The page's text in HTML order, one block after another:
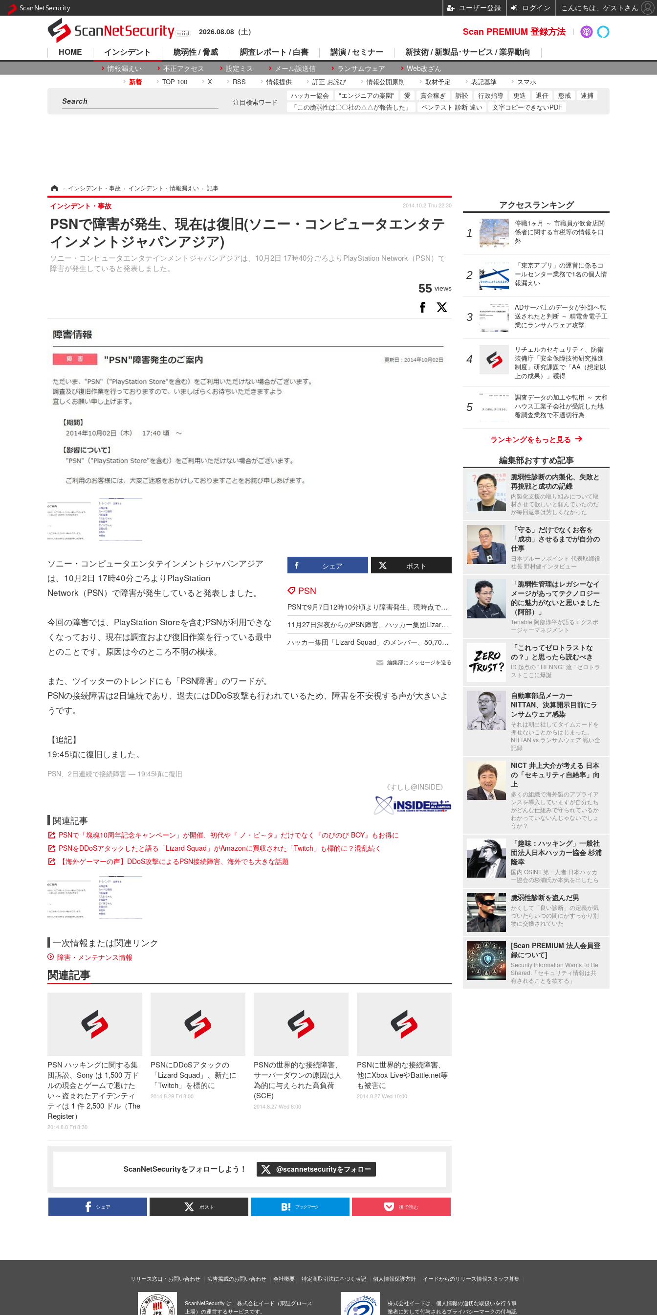
2026.08.08（土）
HOME インシデント
情報漏えい 不正アクセス 設定ミス メール誤送信 ランサムウェア Web改ざん
脆弱性 / 脅威 調査レポート / 白書 講演 / セミナー 新技術 / 新製品･サービス / 業界動向
新着 TOP 100 X RSS 情報提供 訂正 お詫び 情報公開原則 取材予定 表記基準 スマホ
注目検索ワード
ハッカー協会 "エンジニアの楽園" 愛 賞金稼ぎ 訴訟 行政指導 更迭 退任 懲戒
逮捕
「この脆弱性は〇〇社の△△が報告した」
ペンテスト 診断 違い 文字コピーできないPDF
› インシデント・事故 › インシデント・情報漏えい › 記事
PSNで障害が発生、現在は復旧(ソニー・コンピュータエンタテ
インメントジャパンアジア)
ソニー・コンピュータエンタテインメントジャパンアジアは、10月2日 17時40分ごろよりPlayStation Network（PSN）で
障害が発生していると発表しました。
インシデント・事故 2014.10.2 Thu 22:30
55 views
シェア ポスト
PSN
PSNで9月7日12時10分頃より障害発生、現時点で原因は不明(ソニー・インタラクティブエンタテインメント)
11月27日深夜からのPSN障害、ハッカー集団Lizard Squadが関与か
ハッカー集団「Lizard Squad」のメンバー、50,700件におよぶコンピューター犯罪に関与したとして逮捕される
編集部にメッセージを送る
ソニー・コンピュータエンタテインメントジャパンアジア
は、10月2日 17時40分ごろよりPlayStation
Network（PSN）で障害が発生していると発表しました。
今回の障害では、PlayStation Storeを含むPSNが利用できな
くなっており、現在は調査および復旧作業を行っている最中
とのことです。原因は今のところ不明の模様。
また、ツイッターのトレンドにも「PSN障害」のワードが。
PSNの接続障害は2日連続であり、過去にはDDoS攻撃も行われているため、障害を不安視する声が大きいよ
うです。
【追記】
19:45頃に復旧しました。
PSN、2日連続で接続障害 ― 19:45頃に復旧
《すしし@INSIDE》
関連記事
PSNで「塊魂10周年記念キャンペーン」が開催、初代や『 ノ・ビ～タ』だけでなく『のびのび BOY』もお得に
PSNをDDoSアタックしたと語る「Lizard Squad」がAmazonに買収された「Twitch」も標的に？混乱続く
【海外ゲーマーの声】DDoS攻撃によるPSN接続障害、海外でも大きな話題
一次情報または関連リンク
障害・メンテナンス情報
関連記事
PSN ハッキングに関する集
団訴訟、Sony は 1,500 万ド
ルの現金とゲームで退けた
い～盗まれたアイデンティ
ティは 1 件 2,500 ドル（The
Register）
2014.8.8 Fri 8:30
PSNにDDoSアタックの
「Lizard Squad」、新たに
「Twitch」を標的に
2014.8.29 Fri 8:00
PSNの世界的な接続障害、
サーバーダウンの原因は人
為的に与えられた高負荷
(SCE)
2014.8.27 Wed 8:00
PSNに世界的な接続障害、
他にXbox LiveやBattle.net等
も被害に
2014.8.27 Wed 10:00
ScanNetSecurityをフォローしよう！ @scannetsecurityをフォロー
シェア ポスト ブックマーク 後で読む
アクセスランキング
停職1ヶ月 ～ 市職員が飲食店関
係者に関する市税等の情報を口
外
「東京アプリ」の運営に係るコ
ールセンター業務で1名の個人情
報漏えい
ADサーバ上のデータが外部へ転
送されたと判断 ～ 精電舎電子工
業にランサムウェア攻撃
リチェルカセキュリティ、防衛
装備庁「安全保障技術研究推進
制度」研究課題で「AA（想定以
上の成果）」獲得
調査データの加工や転用 ～ 大和
ハウス工業子会社が受託した地
盤調査業務で不適切行為
ランキングをもっと見る
編集部おすすめ記事
脆弱性診断の内製化、失敗と
再挑戦と成功の記録
内製化支援の取り組みについて取
材させて欲しいと頼んでいたのだ
が毎回返事は芳しくなかった
「守る」だけでなくお客を
「成功」させるまでが自分の
仕事
日本プルーフポイント 代表取締役
社長 野村健インタビュー
「脆弱性管理はレガシーなイ
メージがあってテクノロジー
的に魅力がないと思いました
（阿部）」
Tenable 阿部淳平が語るエクスポ
ージャーマネジメント
「これってゼロトラストな
の？」と思ったら読むべき
ID 起点の “ HENNGE流 ” ゼロトラ
ストここに爆誕
自動車部品メーカー
NITTAN、決算開示目前にラ
ンサムウェア感染
それは朝出社してタイムカードを
押せないことからはじまった。
NITTAN vs ランサムウェア 戦い全
記録
NICT 井上大介が考える 日本
の「セキュリティ自給率」向
上
多くの組織で海外製のアプライア
ンスを導入していますが自分たち
がどんな仕組みで守られているか
わかっていないんじゃないでしょ
うか？
「趣味：ハッキング」一般社
団法人日本ハッカー協会 杉浦
隆幸
国内 OSINT 第一人者 日本ハッカ
ー協会の杉浦氏が本気を出したら
脆弱性診断を盗んだ男
かくして「良い診断」の定義が気
づいたらいつの間にかすっかり別
物に交換されていた
[Scan PREMIUM 法人会員登
録について]
Security Information Wants To Be
Shared.「セキュリティ情報は共
有されることを欲する」
リリース窓口・お問い合わせ 広告掲載のお問い合わせ 会社概要 特定商取引法に基づく表記 個人情報保護方針 イードからのリリース情報スタッフ募集
ScanNetSecurity は、株式会社イード（東証グロース
上場）の運営するサービスです。
株式会社イードは、個人情報の適切な取扱いを行う事
業者に対して付与されるプライバシーマークの付与認
Scan PREMIUM 登録方法
ScanNetSecurity ユーザー登録 ログイン こんにちは、ゲストさん